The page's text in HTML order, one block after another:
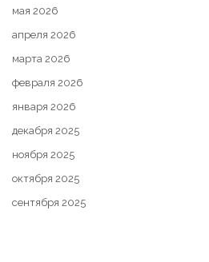
мая 2026
апреля 2026
марта 2026
февраля 2026
января 2026
декабря 2025
ноября 2025
октября 2025
сентября 2025